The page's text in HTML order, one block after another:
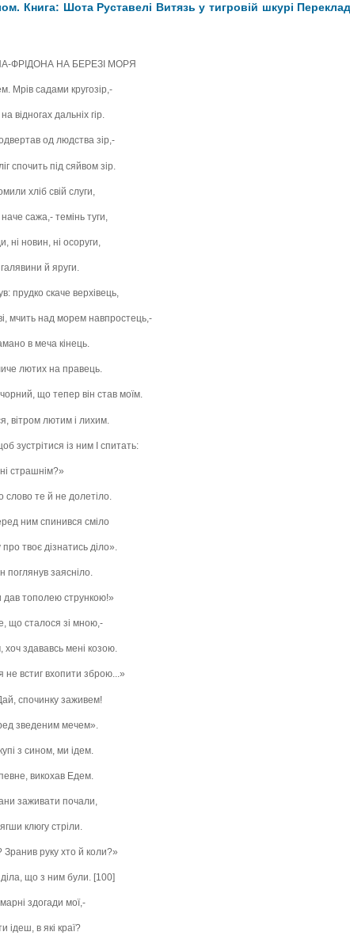
Книга: Шота Руставелі Витязь у тигровій шкурі
ФРІДОНА НА БЕРЕЗІ МОРЯ
Мрів садами кругозір,-
відногах дальніх гір.
од людства зір,-
спочить під сяйвом зір.
хліб свій слуги,
сажа,- темінь туги,
ні новин, ні осоруги,
й яруги.
прудко скаче верхівець,
мчить над морем навпростець,-
в меча кінець.
лютих на правець.
чорний, що тепер він став моїм.
вітром лютим і лихим.
зустрітися із ним І спитать:
страшнім?»
слово те й не долетіло.
ним спинився сміло
твоє дізнатись діло».
поглянув заясніло.
дав тополею стрункою!»
що сталося зі мною,-
хоч здававсь мені козою.
не встиг вхопити зброю...»
спочинку заживем!
зведеним мечем».
з сином, ми ідем.
викохав Едем.
заживати почали,
клюгу стріли.
руку хто й коли?»
діла, що з ним були. [100]
здогади мої,-
ідеш, в які краї?